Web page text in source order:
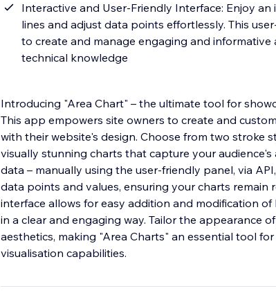
Interactive and User-Friendly Interface: Enjoy
lines and adjust data points effortlessly. This
to create and manage engaging and
technical knowledge
Introducing "Area Chart" – the ultimate tool for
This app empowers site owners to create and
with their website's design. Choose from two stroke
visually stunning charts that capture your
data – manually using the user-friendly panel, via
data points and values, ensuring your charts remain
interface allows for easy addition and modification
in a clear and engaging way. Tailor the appearance
aesthetics, making "Area Charts" an essential tool
visualisation capabilities.